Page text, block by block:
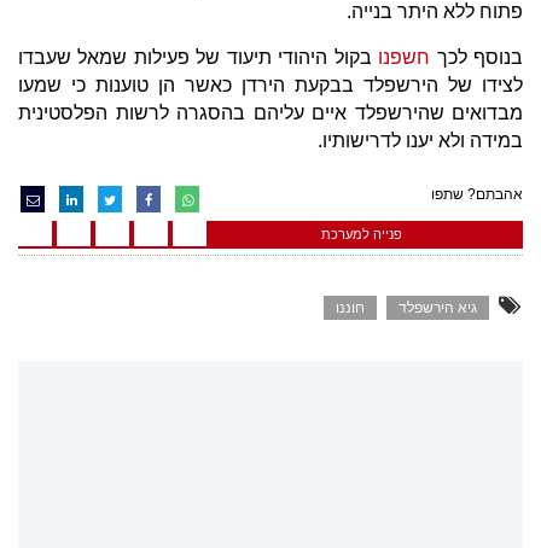
פתוח ללא היתר בנייה.
בנוסף לכך חשפנו בקול היהודי תיעוד של פעילות שמאל שעבדו
לצידו של הירשפלד בבקעת הירדן כאשר הן טוענות כי שמעו
מבדואים שהירשפלד איים עליהם בהסגרה לרשות הפלסטינית
במידה ולא יענו לדרישותיו.
אהבתם? שתפו
פנייה למערכת
גיא הירשפלד חוננו